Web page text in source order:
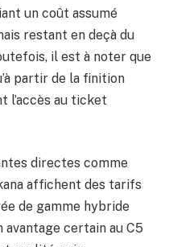
un coût assumé
restant en deçà du
il est à noter que
partir de la finition
l’accès au ticket
directes comme
affichent des tarifs
de gamme hybride
avantage certain au C5